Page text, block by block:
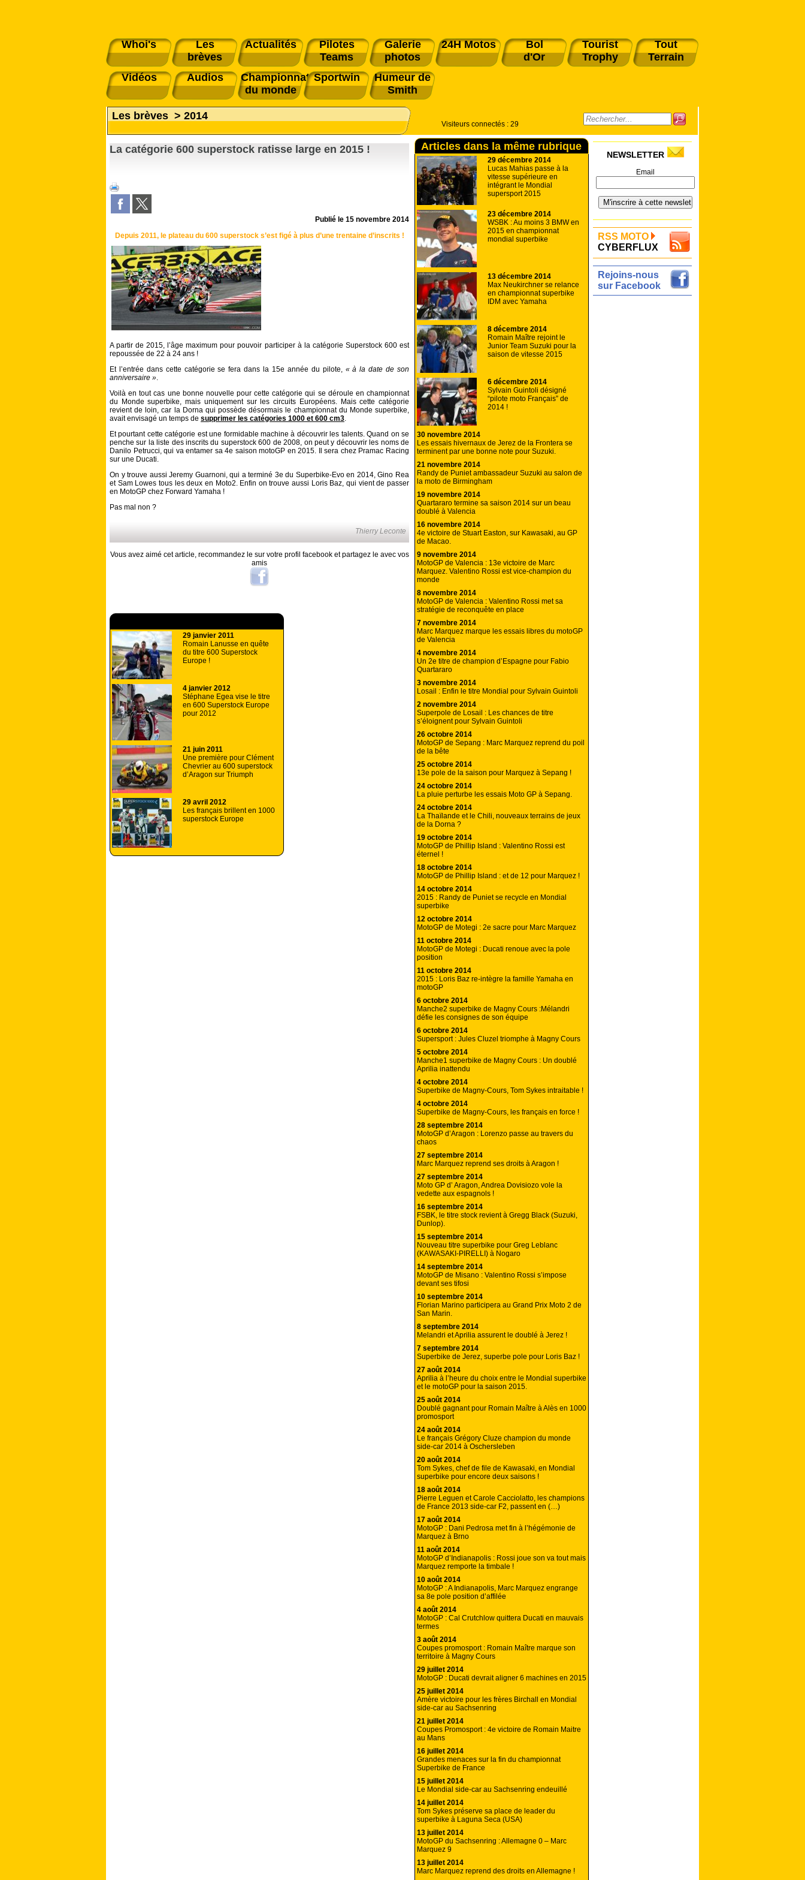
Whoi's
Les
brèves
Actualités
Pilotes
Teams
Galerie
photos
24H Motos
Bol
d'Or
Tourist
Trophy
Tout
Terrain
Vidéos
Audios
Championnat
du monde
Sportwin
Humeur de
Smith
Les brèves > 2014
La catégorie 600 superstock ratisse large en 2015 !
Publié le 15 novembre 2014
Depuis 2011, le plateau du 600 superstock s’est figé à plus d’une trentaine d’inscrits !
A partir de 2015, l’âge maximum pour pouvoir participer à la catégorie Superstock 600 est
repoussée de 22 à 24 ans !
Et l’entrée dans cette catégorie se fera dans la 15e année du pilote, « à la date de son
anniversaire ».
Voilà en tout cas une bonne nouvelle pour cette catégorie qui se déroule en championnat
du Monde superbike, mais uniquement sur les circuits Européens. Mais cette catégorie
revient de loin, car la Dorna qui possède désormais le championnat du Monde superbike,
avait envisagé un temps de supprimer les catégories 1000 et 600 cm3.
Et pourtant cette catégorie est une formidable machine à découvrir les talents. Quand on se
penche sur la liste des inscrits du superstock 600 de 2008, on peut y découvrir les noms de
Danilo Petrucci, qui va entamer sa 4e saison motoGP en 2015. Il sera chez Pramac Racing
sur une Ducati.
On y trouve aussi Jeremy Guarnoni, qui a terminé 3e du Superbike-Evo en 2014, Gino Rea
et Sam Lowes tous les deux en Moto2. Enfin on trouve aussi Loris Baz, qui vient de passer
en MotoGP chez Forward Yamaha !
Pas mal non ?
Thierry Leconte
Vous avez aimé cet article, recommandez le sur votre profil facebook et partagez le avec vos
amis
29 janvier 2011
Romain Lanusse en quête
du titre 600 Superstock
Europe !
4 janvier 2012
Stéphane Egea vise le titre
en 600 Superstock Europe
pour 2012
21 juin 2011
Une première pour Clément
Chevrier au 600 superstock
d’Aragon sur Triumph
29 avril 2012
Les français brillent en 1000
superstock Europe
Visiteurs connectés : 29
Articles dans la même rubrique
29 décembre 2014
Lucas Mahias passe à la
vitesse supérieure en
intégrant le Mondial
supersport 2015
23 décembre 2014
WSBK : Au moins 3 BMW en
2015 en championnat
mondial superbike
13 décembre 2014
Max Neukirchner se relance
en championnat superbike
IDM avec Yamaha
8 décembre 2014
Romain Maître rejoint le
Junior Team Suzuki pour la
saison de vitesse 2015
6 décembre 2014
Sylvain Guintoli désigné
“pilote moto Français” de
2014 !
30 novembre 2014
Les essais hivernaux de Jerez de la Frontera se
terminent par une bonne note pour Suzuki.
21 novembre 2014
Randy de Puniet ambassadeur Suzuki au salon de
la moto de Birmingham
19 novembre 2014
Quartararo termine sa saison 2014 sur un beau
doublé à Valencia
16 novembre 2014
4e victoire de Stuart Easton, sur Kawasaki, au GP
de Macao.
9 novembre 2014
MotoGP de Valencia : 13e victoire de Marc
Marquez. Valentino Rossi est vice-champion du
monde
8 novembre 2014
MotoGP de Valencia : Valentino Rossi met sa
stratégie de reconquête en place
7 novembre 2014
Marc Marquez marque les essais libres du motoGP
de Valencia
4 novembre 2014
Un 2e titre de champion d’Espagne pour Fabio
Quartararo
3 novembre 2014
Losail : Enfin le titre Mondial pour Sylvain Guintoli
2 novembre 2014
Superpole de Losail : Les chances de titre
s’éloignent pour Sylvain Guintoli
26 octobre 2014
MotoGP de Sepang : Marc Marquez reprend du poil
de la bête
25 octobre 2014
13e pole de la saison pour Marquez à Sepang !
24 octobre 2014
La pluie perturbe les essais Moto GP à Sepang.
24 octobre 2014
La Thaïlande et le Chili, nouveaux terrains de jeux
de la Dorna ?
19 octobre 2014
MotoGP de Phillip Island : Valentino Rossi est
éternel !
18 octobre 2014
MotoGP de Phillip Island : et de 12 pour Marquez !
14 octobre 2014
2015 : Randy de Puniet se recycle en Mondial
superbike
12 octobre 2014
MotoGP de Motegi : 2e sacre pour Marc Marquez
11 octobre 2014
MotoGP de Motegi : Ducati renoue avec la pole
position
11 octobre 2014
2015 : Loris Baz re-intègre la famille Yamaha en
motoGP
6 octobre 2014
Manche2 superbike de Magny Cours :Mélandri
défie les consignes de son équipe
6 octobre 2014
Supersport : Jules Cluzel triomphe à Magny Cours
5 octobre 2014
Manche1 superbike de Magny Cours : Un doublé
Aprilia inattendu
4 octobre 2014
Superbike de Magny-Cours, Tom Sykes intraitable !
4 octobre 2014
Superbike de Magny-Cours, les français en force !
28 septembre 2014
MotoGP d’Aragon : Lorenzo passe au travers du
chaos
27 septembre 2014
Marc Marquez reprend ses droits à Aragon !
27 septembre 2014
Moto GP d’ Aragon, Andrea Dovisiozo vole la
vedette aux espagnols !
16 septembre 2014
FSBK, le titre stock revient à Gregg Black (Suzuki,
Dunlop).
15 septembre 2014
Nouveau titre superbike pour Greg Leblanc
(KAWASAKI-PIRELLI) à Nogaro
14 septembre 2014
MotoGP de Misano : Valentino Rossi s’impose
devant ses tifosi
10 septembre 2014
Florian Marino participera au Grand Prix Moto 2 de
San Marin.
8 septembre 2014
Melandri et Aprilia assurent le doublé à Jerez !
7 septembre 2014
Superbike de Jerez, superbe pole pour Loris Baz !
27 août 2014
Aprilia à l’heure du choix entre le Mondial superbike
et le motoGP pour la saison 2015.
25 août 2014
Doublé gagnant pour Romain Maître à Alès en 1000
promosport
24 août 2014
Le français Grégory Cluze champion du monde
side-car 2014 à Oschersleben
20 août 2014
Tom Sykes, chef de file de Kawasaki, en Mondial
superbike pour encore deux saisons !
18 août 2014
Pierre Leguen et Carole Cacciolatto, les champions
de France 2013 side-car F2, passent en (…)
17 août 2014
MotoGP : Dani Pedrosa met fin à l’hégémonie de
Marquez à Brno
11 août 2014
MotoGP d’Indianapolis : Rossi joue son va tout mais
Marquez remporte la timbale !
10 août 2014
MotoGP : A Indianapolis, Marc Marquez engrange
sa 8e pole position d’affilée
4 août 2014
MotoGP : Cal Crutchlow quittera Ducati en mauvais
termes
3 août 2014
Coupes promosport : Romain Maître marque son
territoire à Magny Cours
29 juillet 2014
MotoGP : Ducati devrait aligner 6 machines en 2015
25 juillet 2014
Amère victoire pour les frères Birchall en Mondial
side-car au Sachsenring
21 juillet 2014
Coupes Promosport : 4e victoire de Romain Maitre
au Mans
16 juillet 2014
Grandes menaces sur la fin du championnat
Superbike de France
15 juillet 2014
Le Mondial side-car au Sachsenring endeuillé
14 juillet 2014
Tom Sykes préserve sa place de leader du
superbike à Laguna Seca (USA)
13 juillet 2014
MotoGP du Sachsenring : Allemagne 0 – Marc
Marquez 9
13 juillet 2014
Marc Marquez reprend des droits en Allemagne !
NEWSLETTER
Email
RSS MOTO
CYBERFLUX
Rejoins-nous
sur Facebook